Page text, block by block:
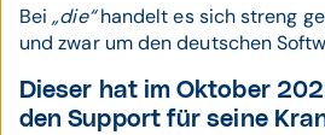
Bei „die“handelt es sich streng
und zwar um den deutschen
Dieser hat im Oktober
den Support für seine